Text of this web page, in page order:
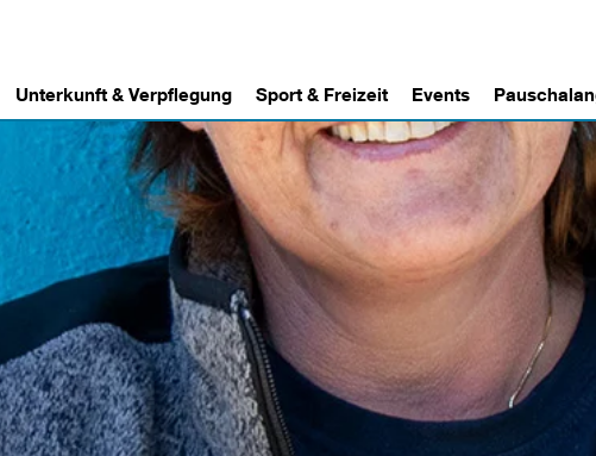
Unterkunft & Verpflegung Sport & Freizeit Events